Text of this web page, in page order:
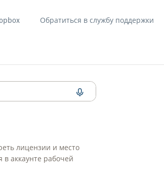
Обратиться в службу поддержки
лицензии и место
в аккаунте рабочей